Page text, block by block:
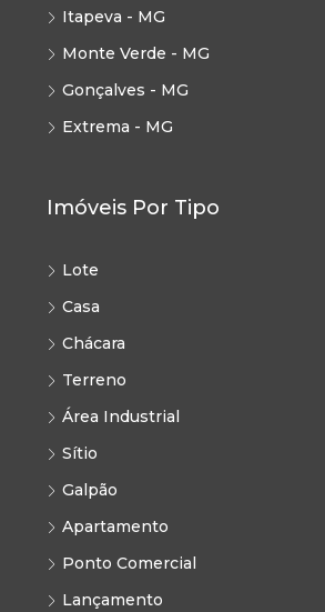
Itapeva - MG
Monte Verde - MG
Gonçalves - MG
Extrema - MG
Imóveis Por Tipo
Lote
Casa
Chácara
Terreno
Área Industrial
Sítio
Galpão
Apartamento
Ponto Comercial
Lançamento